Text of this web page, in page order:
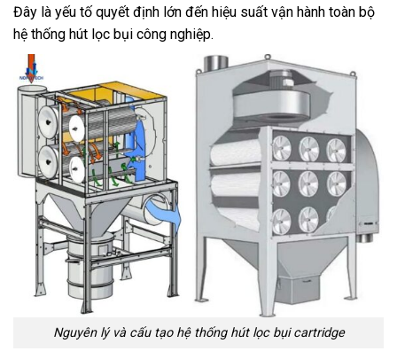
Đây là yếu tố quyết định lớn đến hiệu suất vận hành toàn bộ
hệ thống hút lọc bụi công nghiệp.
Nguyên lý và cấu tạo hệ thống hút lọc bụi cartridge